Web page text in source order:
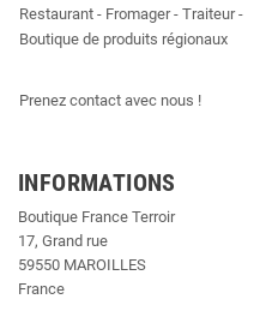
Restaurant - Fromager - Traiteur -
Boutique de produits régionaux
Prenez contact avec nous !
INFORMATIONS
Boutique France Terroir
17, Grand rue
59550 MAROILLES
France